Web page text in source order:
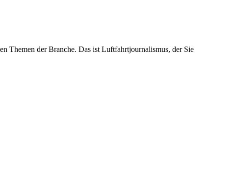
Themen der Branche. Das ist Luftfahrtjournalismus, der Sie